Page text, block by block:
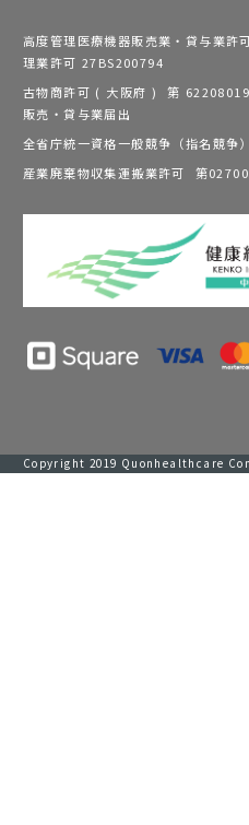
高度管理医療機器販売業・貸与業
理業許可 27BS200794
古物商許可 ( 大阪府 ) 第
販売・貸与業届出
全省庁統一資格一般競争（指名競
産業廃棄物収集運搬業許可 第
Copyright 2019 Quonhealthcare